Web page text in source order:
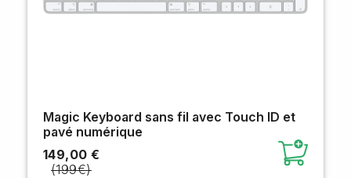
Magic Keyboard sans fil avec Touch ID et
pavé numérique
149,00 €
(199€)